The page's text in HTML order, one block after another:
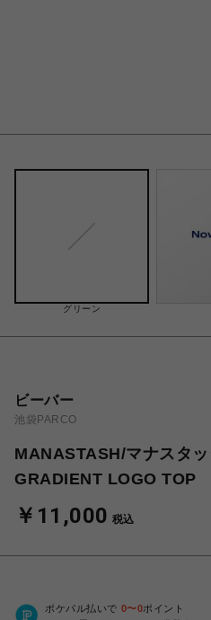
グリーン
ビーバー
池袋PARCO
MANASTASH/マナスタ
GRADIENT LOGO TOP
￥11,000 税込
ポケパル払いで 0〜0ポイント